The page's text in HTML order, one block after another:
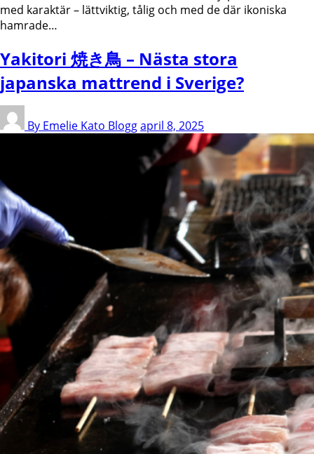
med karaktär – lättviktig, tålig och med de där ikoniska
hamrade…
Yakitori 焼き鳥 – Nästa stora
japanska mattrend i Sverige?
By Emelie Kato Bloggapril 8, 2025